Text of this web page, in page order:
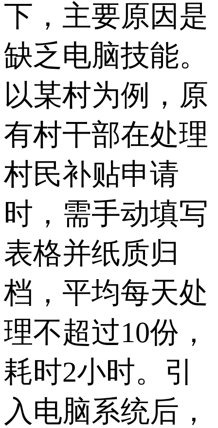
下，主要原因是
缺乏电脑技能。
以某村为例，原
有村干部在处理
村民补贴申请
时，需手动填写
表格并纸质归
档，平均每天处
理不超过10份，
耗时2小时。引
入电脑系统后，